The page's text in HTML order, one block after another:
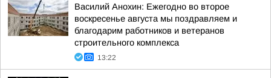
Василий Анохин: Ежегодно во второе
воскресенье августа мы поздравляем и
благодарим работников и ветеранов
строительного комплекса
13:22